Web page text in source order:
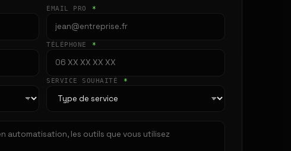
EMAIL PRO *
TÉLÉPHONE *
SERVICE SOUHAITÉ *